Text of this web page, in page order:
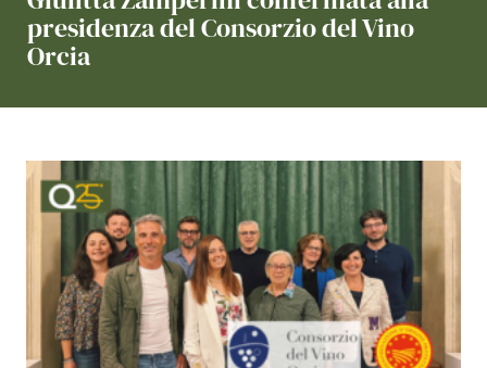
presidenza del Consorzio del Vino
Orcia